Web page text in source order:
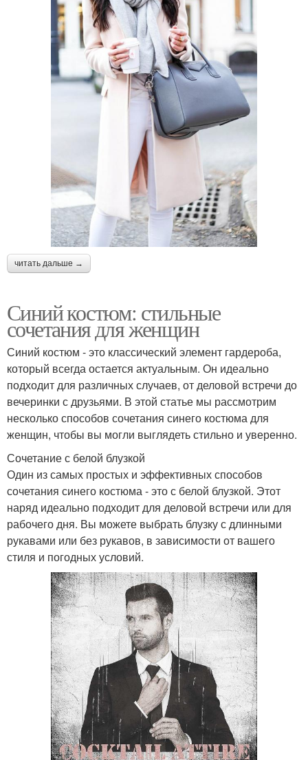
читать дальше →
Синий костюм: стильные
сочетания для женщин
Синий костюм - это классический элемент гардероба,
который всегда остается актуальным. Он идеально
подходит для различных случаев, от деловой встречи до
вечеринки с друзьями. В этой статье мы рассмотрим
несколько способов сочетания синего костюма для
женщин, чтобы вы могли выглядеть стильно и уверенно.
Сочетание с белой блузкой
Один из самых простых и эффективных способов
сочетания синего костюма - это с белой блузкой. Этот
наряд идеально подходит для деловой встречи или для
рабочего дня. Вы можете выбрать блузку с длинными
рукавами или без рукавов, в зависимости от вашего
стиля и погодных условий.